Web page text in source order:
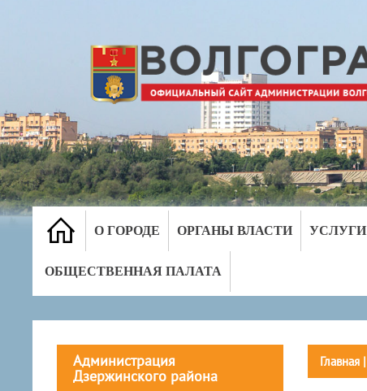
О ГОРОДЕ ОРГАНЫ ВЛАСТИ УСЛУГИ
ОБЩЕСТВЕННАЯ ПАЛАТА
Администрация
Дзержинского района
Главная|